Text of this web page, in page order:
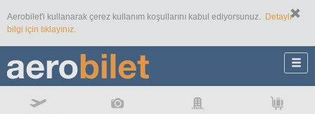
Aerobilet'i kullanarak çerez kullanım koşullarını kabul ediyorsunuz.
Detaylı
bilgi için tıklayınız.